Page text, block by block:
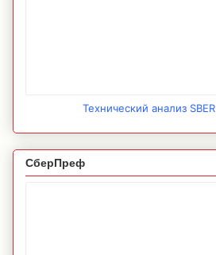
Технический анализ SBER
СберПреф